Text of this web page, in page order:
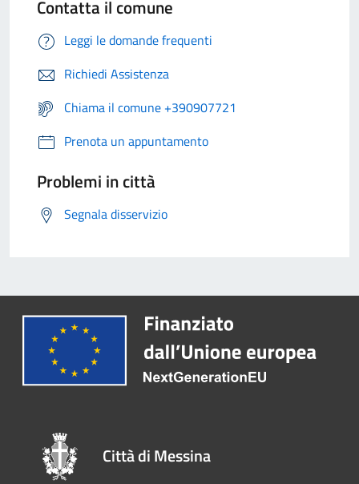
Contatta il comune
Leggi le domande frequenti
Richiedi Assistenza
Chiama il comune +390907721
Prenota un appuntamento
Problemi in città
Segnala disservizio
Città di Messina